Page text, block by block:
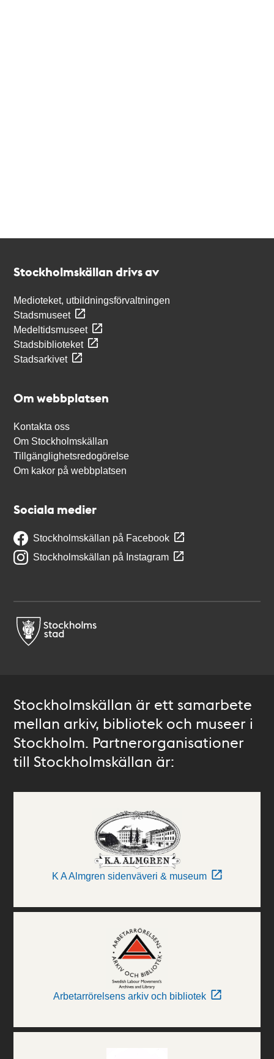
Stockholmskällan drivs av
Medioteket, utbildningsförvaltningen
Stadsmuseet
Medeltidsmuseet
Stadsbiblioteket
Stadsarkivet
Om webbplatsen
Kontakta oss
Om Stockholmskällan
Tillgänglighetsredogörelse
Om kakor på webbplatsen
Sociala medier
Stockholmskällan på Facebook
Stockholmskällan på Instagram
Stockholmskällan är ett samarbete
mellan arkiv, bibliotek och museer i
Stockholm. Partnerorganisationer
till Stockholmskällan är:
K A Almgren sidenväveri & museum
Arbetarrörelsens arkiv och bibliotek